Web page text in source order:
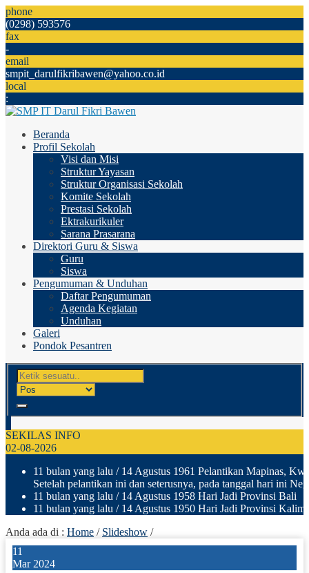
phone
(0298) 593576
fax
-
email
smpit_darulfikribawen@yahoo.co.id
local
:
Beranda
Profil Sekolah
Visi dan Misi
Struktur Yayasan
Struktur Organisasi Sekolah
Komite Sekolah
Prestasi Sekolah
Ektrakurikuler
Sarana Prasarana
Direktori Guru & Siswa
Guru
Siswa
Pengumuman & Unduhan
Daftar Pengumuman
Agenda Kegiatan
Unduhan
Galeri
Pondok Pesantren
SEKILAS INFO
02-08-2026
11 bulan yang lalu / 14 Agustus 1961 Pelantikan Mapinas,
Setelah pelantikan ini dan seterusnya, pada tanggal hari ini
11 bulan yang lalu / 14 Agustus 1958 Hari Jadi Provinsi Bali
11 bulan yang lalu / 14 Agustus 1950 Hari Jadi Provinsi
Anda ada di : Home / Slideshow /
11
Mar 2024